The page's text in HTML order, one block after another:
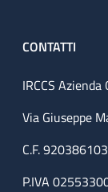
CONTATTI
IRCCS
Via Giuseppe
C.F.
P.IVA